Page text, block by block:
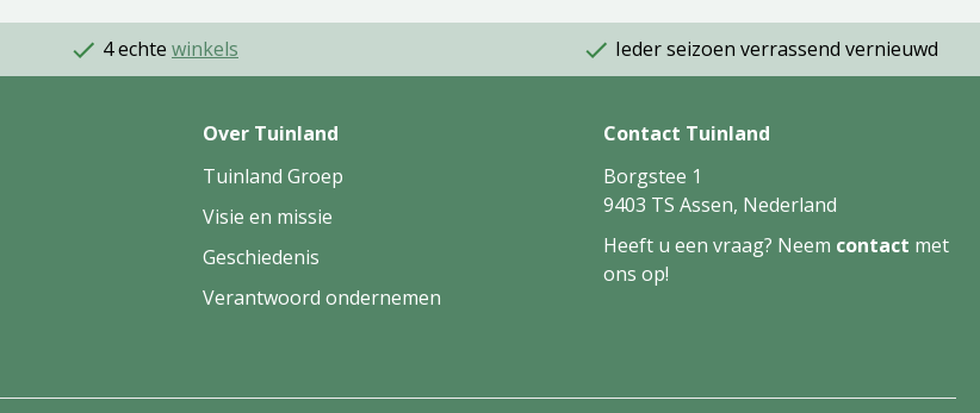
4 echte winkels Ieder seizoen verrassend vernieuwd
Over Tuinland
Tuinland Groep
Visie en missie
Geschiedenis
Verantwoord ondernemen
Contact Tuinland
Borgstee 1
9403 TS Assen, Nederland
Heeft u een vraag? Neem contact met
ons op!